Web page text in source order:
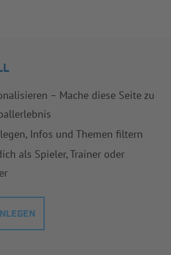
– Mache diese Seite zu
Infos und Themen filtern
als Spieler, Trainer oder